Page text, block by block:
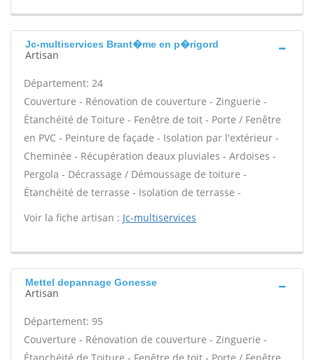
Jc-multiservices Brant�me en p�rigord
Artisan
Département: 24
Couverture - Rénovation de couverture - Zinguerie -
Étanchéité de Toiture - Fenêtre de toit - Porte / Fenêtre
en PVC - Peinture de façade - Isolation par l'extérieur -
Cheminée - Récupération deaux pluviales - Ardoises -
Pergola - Décrassage / Démoussage de toiture -
Étanchéité de terrasse - Isolation de terrasse -
Voir la fiche artisan : Jc-multiservices
Mettel depannage Gonesse
Artisan
Département: 95
Couverture - Rénovation de couverture - Zinguerie -